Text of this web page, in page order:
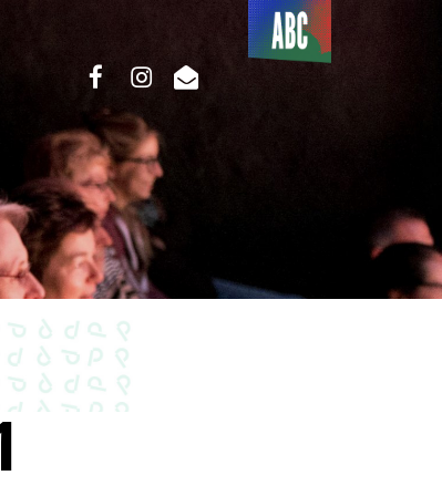
Du côté
de l’ABC
facebookinstagram
email